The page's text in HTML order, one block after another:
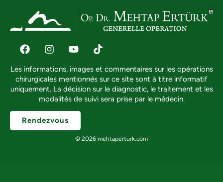
Les informations, images et commentaires sur les opérations
chirurgicales mentionnés sur ce site sont à titre informatif
uniquement. La décision sur le diagnostic, le traitement et les
modalités de suivi sera prise par le médecin.
Rendezvous
© 2026 mehtaperturk.com